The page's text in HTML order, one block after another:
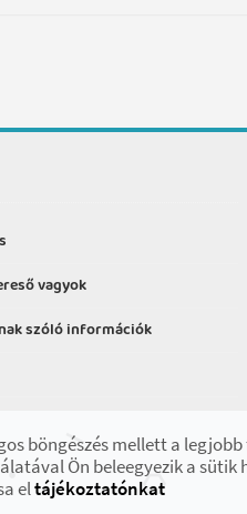
vagyok
szóló információk
keretében.
böngészés mellett a
Ön beleegyezik a sütik
eltájékoztatónkat